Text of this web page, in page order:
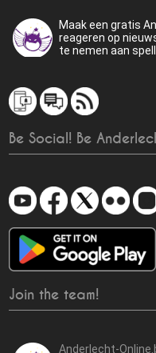
Maak een gratis
reageren op
te nemen aan
Be Social! Be
Join the team!
Anderlecht-